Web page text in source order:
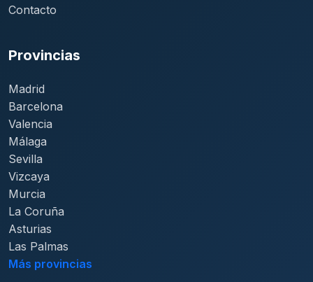
Contacto
Provincias
Madrid
Barcelona
Valencia
Málaga
Sevilla
Vizcaya
Murcia
La Coruña
Asturias
Las Palmas
Más provincias